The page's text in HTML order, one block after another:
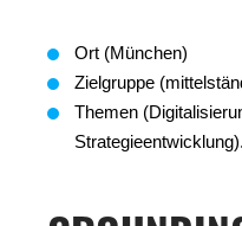
Ort (München)
Zielgruppe
Themen
Strategieentwicklung).